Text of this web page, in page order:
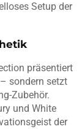
Setup der
präsentiert
sondern setzt
Zubehör.
und White
der